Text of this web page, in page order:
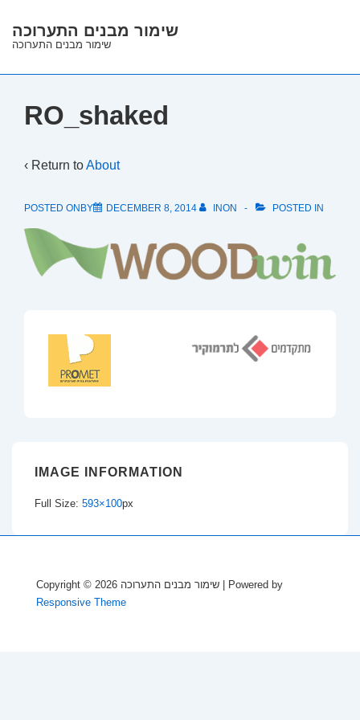
Skip
Main
שימור מבנים התערוכה
שימור מבנים התערוכה
RO_shaked
‹ Return toAbout
POSTED ONBY DECEMBER 8, 2014 INON POSTED IN
IMAGE INFORMATION
Full Size: 593×100px
Copyright © 2026
| Powered by
Responsive Theme